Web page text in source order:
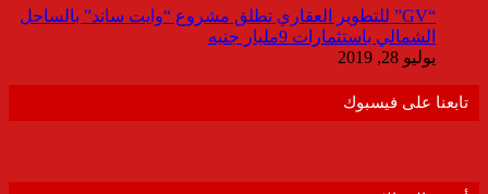
“GV” للتطوير العقاري تطلق مشروع “وايت ساند” بالساحل
الشمالي باستثمارات 9مليار جنيه
يوليو 28, 2019
تابعنا على فيسبوك